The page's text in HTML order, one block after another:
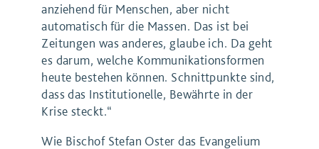
anziehend für Menschen, aber nicht
automatisch für die Massen. Das ist bei
Zeitungen was anderes, glaube ich. Da geht
es darum, welche Kommunikationsformen
heute bestehen können. Schnittpunkte sind,
dass das Institutionelle, Bewährte in der
Krise steckt.“
Wie Bischof Stefan Oster das Evangelium